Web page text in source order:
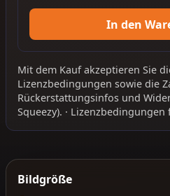
In den
Mit dem Kauf akzeptieren Sie
Lizenzbedingungen sowie die
Rückerstattungsinfos und
Squeezy). · Lizenzbedingungen
Bildgröße